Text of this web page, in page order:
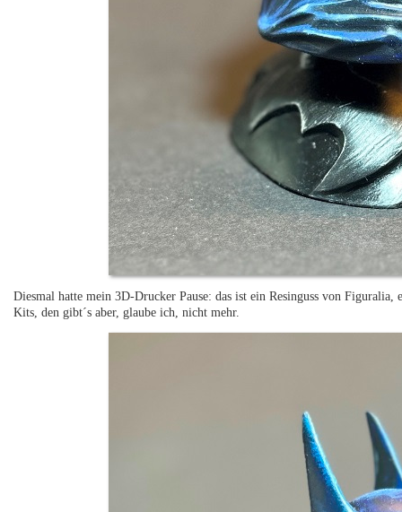
Diesmal hatte mein 3D-Drucker Pause: das ist ein Resinguss von
Kits, den gibt´s aber, glaube ich, nicht mehr.